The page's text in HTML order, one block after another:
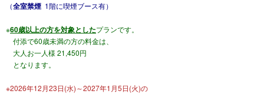
（全室禁煙 1階に喫煙ブース有）
※60歳以上の方を対象としたプランです。
付添で60歳未満の方の料金は、
大人お一人様 21,450円
となります。
※2026年12月23日(水)～2027年1月5日(火)の